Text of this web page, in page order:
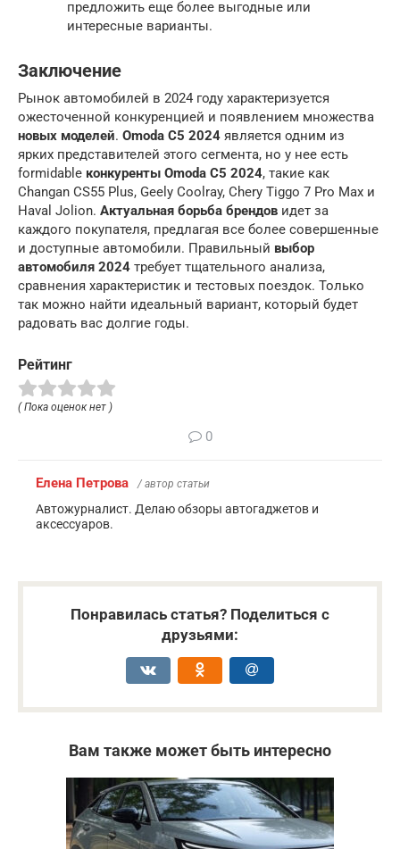
предложить еще более выгодные или
интересные варианты.
Заключение
Рынок автомобилей в 2024 году характеризуется
ожесточенной конкуренцией и появлением множества
новых моделей. Omoda C5 2024 является одним из
ярких представителей этого сегмента, но у нее есть
formidable конкуренты Omoda C5 2024, такие как
Changan CS55 Plus, Geely Coolray, Chery Tiggo 7 Pro Max и
Haval Jolion. Актуальная борьба брендов идет за
каждого покупателя, предлагая все более совершенные
и доступные автомобили. Правильный выбор
автомобиля 2024 требует тщательного анализа,
сравнения характеристик и тестовых поездок. Только
так можно найти идеальный вариант, который будет
радовать вас долгие годы.
Рейтинг
( Пока оценок нет )
0
Елена Петрова / автор статьи
Автожурналист. Делаю обзоры автогаджетов и
аксессуаров.
Понравилась статья? Поделиться с
друзьями:
Вам также может быть интересно